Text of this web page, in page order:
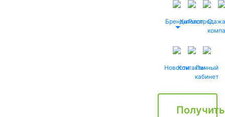
БрендыКаталог
Распродажа
О
НовостиКонтактыЛичный
кабинет
Получить